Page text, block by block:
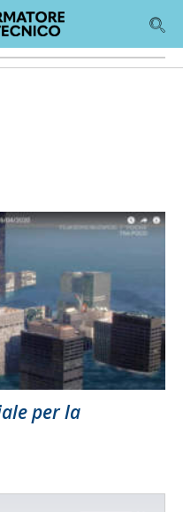
per la